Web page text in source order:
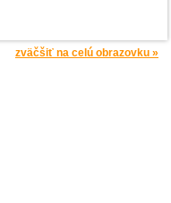
zväčšiť na celú obrazovku »